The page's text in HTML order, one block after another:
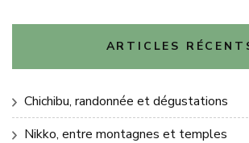
ARTICLES
Chichibu, randonnée et dégustations
Nikko, entre montagnes et temples